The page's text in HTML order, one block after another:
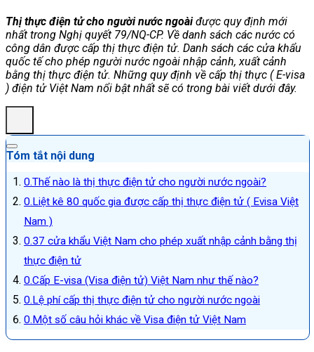
Thị thực điện tử cho người nước ngoàiđược quy định mới
nhất trong Nghị quyết 79/NQ-CP. Về danh sách các nước có
công dân được cấp thị thực điện tử. Danh sách các cửa khẩu
quốc tế cho phép người nước ngoài nhập cảnh, xuất cảnh
bằng thị thực điện tử. Những quy định về cấp thị thực ( E-visa
) điện tử Việt Nam nổi bật nhất sẽ có trong bài viết dưới đây.
Tóm tắt nội dung
Thế nào là thị thực điện tử cho người nước ngoài?
Liệt kê 80 quốc gia được cấp thị thực điện tử ( Evisa Việt
Nam )
37 cửa khẩu Việt Nam cho phép xuất nhập cảnh bằng thị
thực điện tử
Cấp E-visa (Visa điện tử) Việt Nam như thế nào?
Lệ phí cấp thị thực điện tử cho người nước ngoài
Một số câu hỏi khác về Visa điện tử Việt Nam